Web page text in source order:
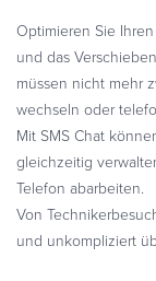
Optimieren Sie
und das
müssen nicht mehr
wechseln oder
Mit SMS Chat
gleichzeitig
Telefon abarbeiten.
Von
und unkompliziert